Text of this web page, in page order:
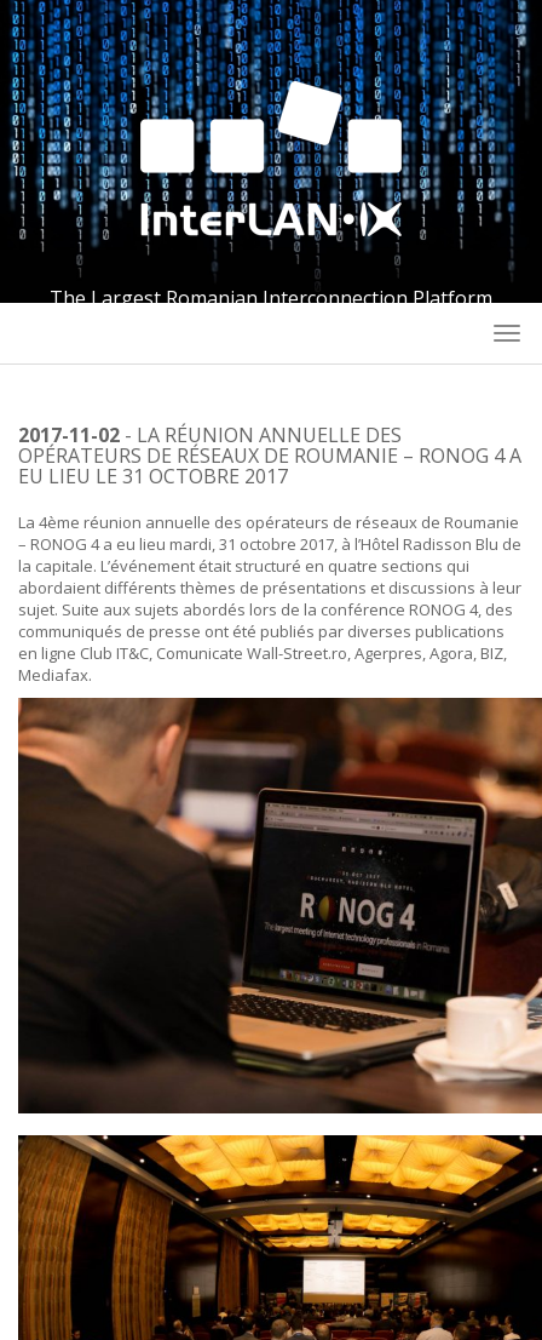
The Largest Romanian Interconnection Platform
2017-11-02 - LA RÉUNION ANNUELLE DES
OPÉRATEURS DE RÉSEAUX DE ROUMANIE – RONOG 4 A
EU LIEU LE 31 OCTOBRE 2017
La 4ème réunion annuelle des opérateurs de réseaux de Roumanie
– RONOG 4 a eu lieu mardi, 31 octobre 2017, à l’Hôtel Radisson Blu de
la capitale. L’événement était structuré en quatre sections qui
abordaient différents thèmes de présentations et discussions à leur
sujet. Suite aux sujets abordés lors de la conférence RONOG 4, des
communiqués de presse ont été publiés par diverses publications
en ligne Club IT&C, Comunicate Wall-Street.ro, Agerpres, Agora, BIZ,
Mediafax.